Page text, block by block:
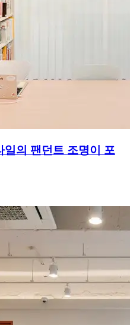
일의 팬던트 조명이 포